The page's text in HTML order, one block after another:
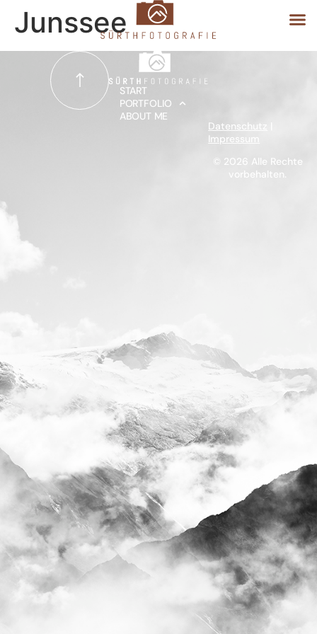
START
PORTFOLIO
Junssee
Datenschutz
Impressum
© 2026 Alle Rechte
vorbehalten.
START
PORTFOLIO
ABOUT ME